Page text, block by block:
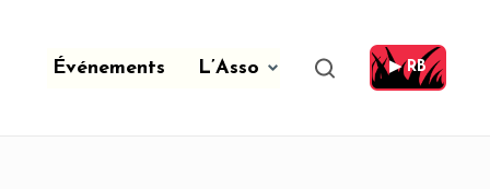
Événements L’Asso ▶ RB